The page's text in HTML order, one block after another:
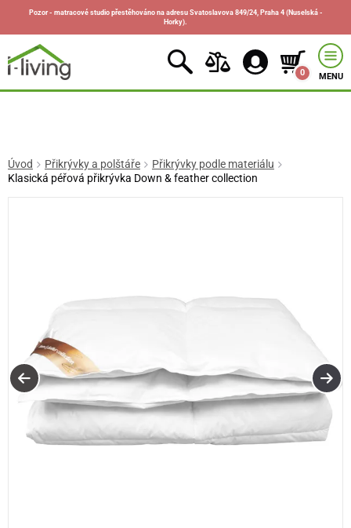
Pozor - matracové studio přestěhováno na adresu Svatoslavova 849/24, Praha 4 (Nuselská -
Horky).
0 MENU
Úvod Přikrývky a polštáře
Přikrývky podle materiálu
Klasická péřová přikrývka Down & feather collection